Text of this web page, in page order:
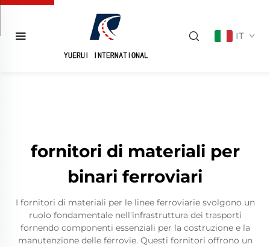
IT
fornitori di materiali per
binari ferroviari
I fornitori di materiali per le linee ferroviarie svolgono un
ruolo fondamentale nell'infrastruttura dei trasporti
fornendo componenti essenziali per la costruzione e la
manutenzione delle ferrovie. Questi fornitori offrono un